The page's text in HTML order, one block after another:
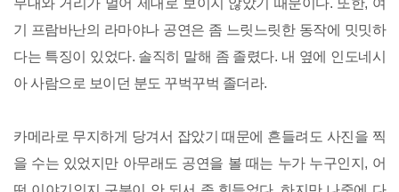
기 프람바난의 라마야나 공연은 좀 느릿느릿한 동작에 밋밋하
다는 특징이 있었다. 솔직히 말해 좀 졸렸다. 내 옆에 인도네시
아 사람으로 보이던 분도 꾸벅꾸벅 졸더라.
카메라로 무지하게 당겨서 잡았기 때문에 흔들려도 사진을 찍
을 수는 있었지만 아무래도 공연을 볼 때는 누가 누구인지, 어